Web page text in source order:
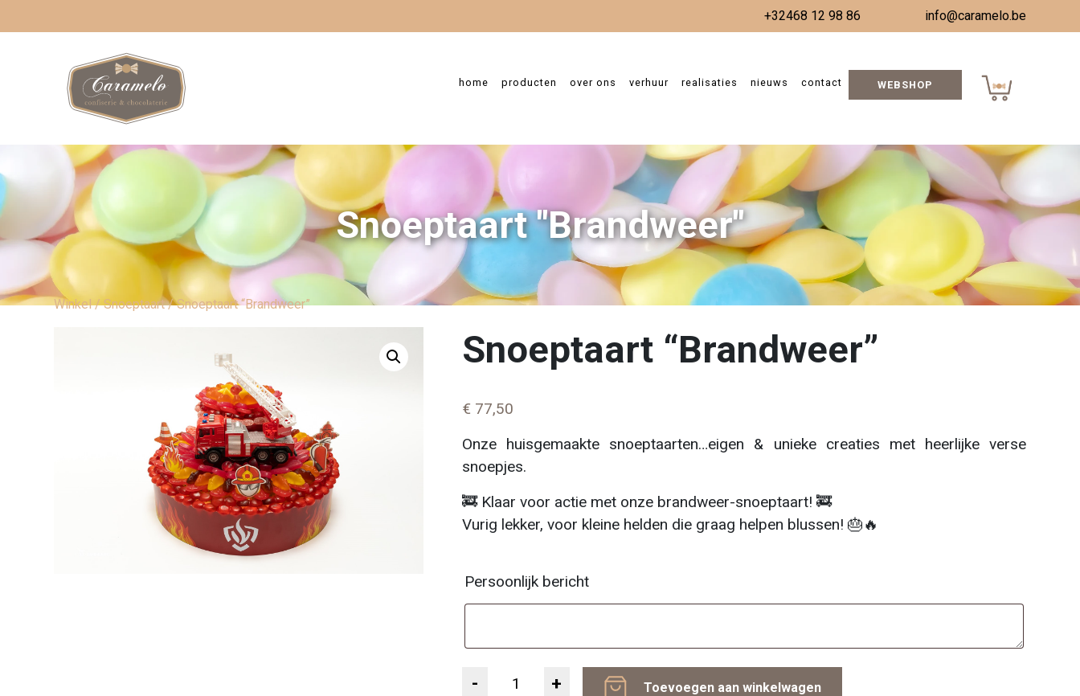
+32468 12 98 86 info@caramelo.be
home producten over ons verhuur realisaties nieuws contact WEBSHOP
Snoeptaart "Brandweer"
Winkel/Snoeptaart/ Snoeptaart “Brandweer”
Snoeptaart “Brandweer”
€ 77,50
Onze huisgemaakte snoeptaarten…eigen & unieke creaties met heerlijke verse
snoepjes.
🚒 Klaar voor actie met onze brandweer-snoeptaart! 🚒
Vurig lekker, voor kleine helden die graag helpen blussen! 🎂🔥
Persoonlijk bericht
Toevoegen aan winkelwagen